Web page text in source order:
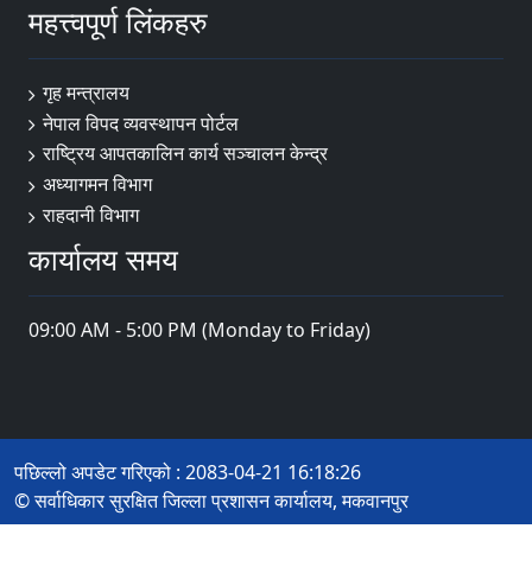
महत्त्वपूर्ण लिंकहरु
गृह मन्त्रालय
नेपाल विपद व्यवस्थापन पोर्टल
राष्ट्रिय आपतकालिन कार्य सञ्चालन केन्द्र
अध्यागमन विभाग
राहदानी विभाग
कार्यालय समय
09:00 AM - 5:00 PM (Monday to Friday)
पछिल्लो अपडेट गरिएको : 2083-04-21 16:18:26
© सर्वाधिकार सुरक्षित जिल्ला प्रशासन कार्यालय, मकवानपुर